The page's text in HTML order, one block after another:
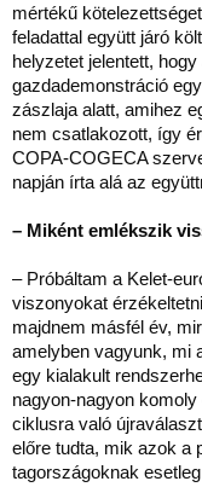
mértékű
feladattal együtt járó
helyzetet jelentett,
gazdademonstráció
zászlaja alatt, amihez
nem csatlakozott, így
COPA-COGECA
napján írta alá az
– Miként emlékszik
– Próbáltam a Kelet-
viszonyokat
majdnem másfél év,
amelyben vagyunk, mi
egy kialakult
nagyon-nagyon
ciklusra való
előre tudta, mik azok a
tagországoknak